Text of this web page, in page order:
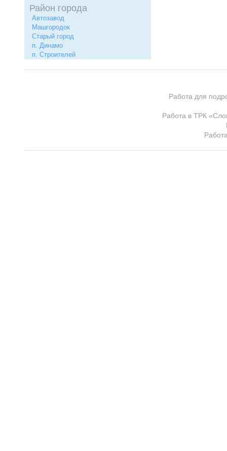
Район города
Автозавод
Машгородок
Старый город
п. Динамо
п. Строителей
Работа для
Работа в ТРК